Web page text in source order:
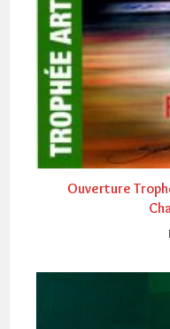
Ouverture